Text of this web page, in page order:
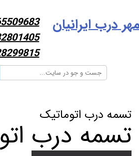
درب ایرانیان
تسمه درب اتوماتیک
تسمه درب